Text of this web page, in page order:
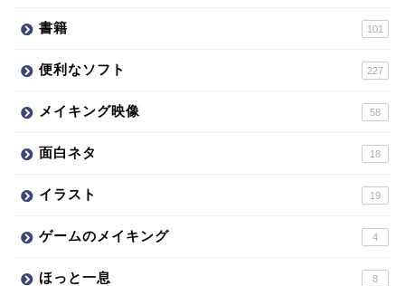
書籍 101
便利なソフト 227
メイキング映像 58
面白ネタ 18
イラスト 19
ゲームのメイキング 4
ほっと一息 8